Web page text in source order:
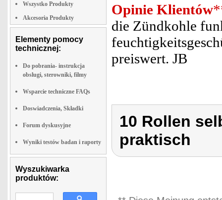
Wszystko Produkty
Akcesoria Produkty
Elementy pomocy
technicznej:
Do pobrania- instrukcja
obslugi, sterowniki, filmy
Wsparcie techniczne FAQs
Doswiadczenia, Składki
Forum dyskusyjne
Wyniki testów badan i raporty
Wyszukiwarka
produktów:
Opinie Klientów
die Zündkohle
preiswert. JB
10 Rollen
praktisch